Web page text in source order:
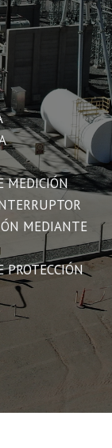
MEDICIÓN
MEDIANTE